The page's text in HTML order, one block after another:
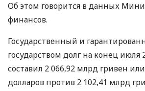
Об этом говорится в данных
финансов.
Государственный и
государством долг на конец июля
составил 2 066,92 млрд гривен
долларов против 2 102,41 млрд